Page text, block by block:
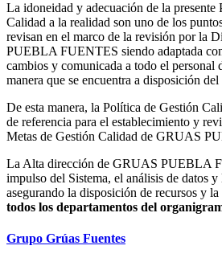
La idoneidad y adecuación de la presente
Calidad a la realidad son uno de los
revisan en el marco de la revisión por la
PUEBLA FUENTES siendo adaptada
cambios y comunicada a todo el personal
manera que se encuentra a disposición
De esta manera, la Política de Gestión
de referencia para el establecimiento y
Metas de Gestión Calidad de GRUAS
La Alta dirección de GRUAS PUEBLA
impulso del Sistema, el análisis de datos
asegurando la disposición de recursos y la
todos los departamentos del
Grupo Grúas Fuentes